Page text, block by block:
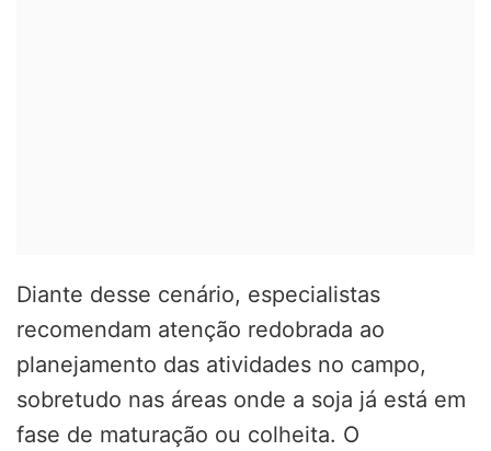
Diante desse cenário, especialistas
recomendam atenção redobrada ao
planejamento das atividades no campo,
sobretudo nas áreas onde a soja já está em
fase de maturação ou colheita. O